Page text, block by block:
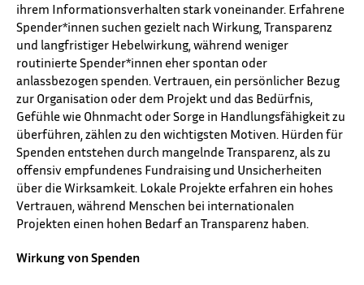
ihrem Informationsverhalten stark voneinander. Erfahrene
Spender*innen suchen gezielt nach Wirkung, Transparenz
und langfristiger Hebelwirkung, während weniger
routinierte Spender*innen eher spontan oder
anlassbezogen spenden. Vertrauen, ein persönlicher Bezug
zur Organisation oder dem Projekt und das Bedürfnis,
Gefühle wie Ohnmacht oder Sorge in Handlungsfähigkeit zu
überführen, zählen zu den wichtigsten Motiven. Hürden für
Spenden entstehen durch mangelnde Transparenz, als zu
offensiv empfundenes Fundraising und Unsicherheiten
über die Wirksamkeit. Lokale Projekte erfahren ein hohes
Vertrauen, während Menschen bei internationalen
Projekten einen hohen Bedarf an Transparenz haben.
Wirkung von Spenden